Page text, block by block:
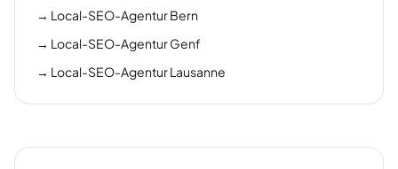
→ Local-SEO-Agentur Bern
→ Local-SEO-Agentur Genf
→ Local-SEO-Agentur Lausanne